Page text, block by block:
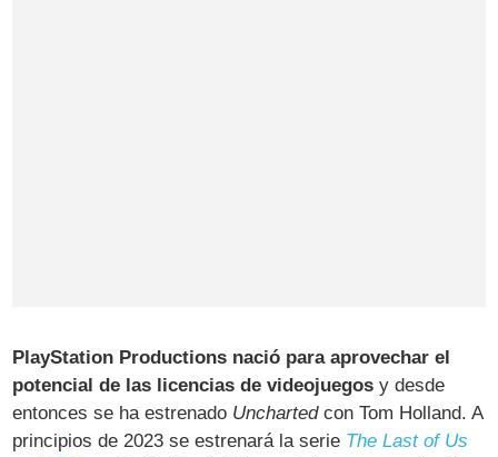
PlayStation Productions nació para aprovechar el
potencial de las licencias de videojuegos y desde
entonces se ha estrenado Unchartedcon Tom Holland. A
principios de 2023 se estrenará la serie The Last of Us